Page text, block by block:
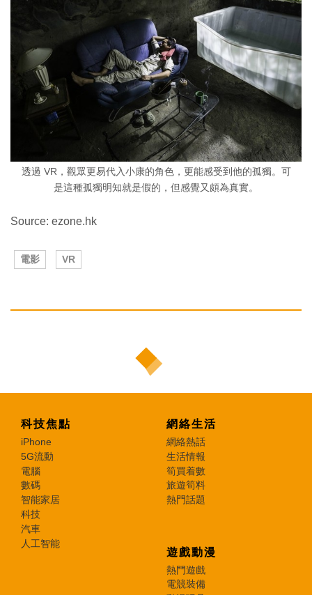
透過 VR，觀眾更易代入小康的角色，更能感受到他的孤獨。可
是這種孤獨明知就是假的，但感覺又頗為真實。
Source: ezone.hk
電影 VR
科技焦點
iPhone
5G流動
電腦
數碼
智能家居
科技
汽車
人工智能
網絡生活
網絡熱話
生活情報
筍買着數
旅遊筍料
熱門話題
遊戲動漫
熱門遊戲
電競裝備